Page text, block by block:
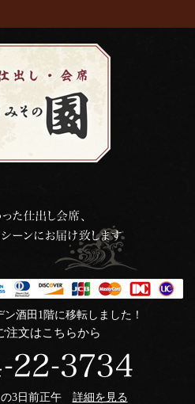
酒田1階に移転しました！
注文はこちらから
の3日前正午 詳細を見る